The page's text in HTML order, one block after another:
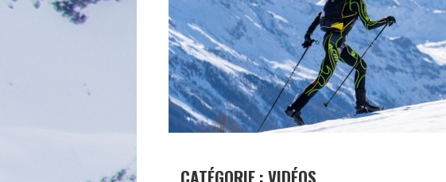
CATÉGORIE : VIDÉOS